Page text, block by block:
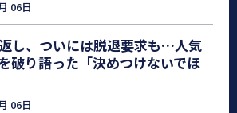
06日
し、ついには脱退要求も…人気
破り語った「決めつけないでほ
06日